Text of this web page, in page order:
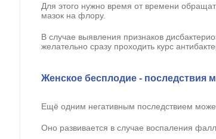
Для этого нужно время от времени
мазок на флору.
В случае выявления признаков
желательно сразу проходить курс
Женское бесплодие - последствия
Ещё одним негативным последствием
Оно развивается в случае воспаления